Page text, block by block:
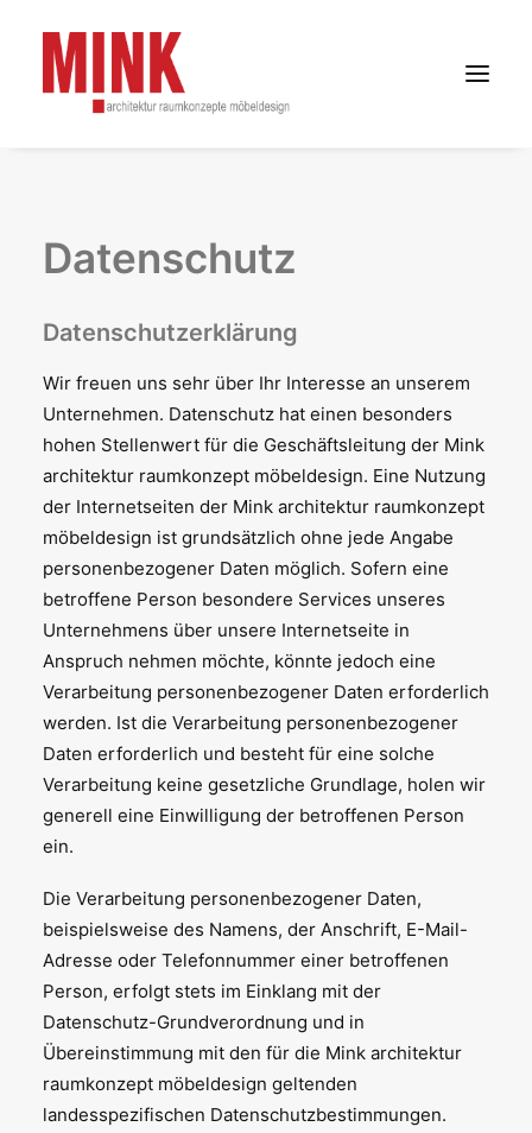
PROJEKTE
PHILOSOPHIE
KONTAKT
DATENSCHUTZ
IMPRESSUM
Datenschutz
Datenschutzerklärung
Wir freuen uns sehr über Ihr Interesse an unserem
Unternehmen. Datenschutz hat einen besonders
hohen Stellenwert für die Geschäftsleitung der Mink
architektur raumkonzept möbeldesign. Eine Nutzung
der Internetseiten der Mink architektur raumkonzept
möbeldesign ist grundsätzlich ohne jede Angabe
personenbezogener Daten möglich. Sofern eine
betroffene Person besondere Services unseres
Unternehmens über unsere Internetseite in
Anspruch nehmen möchte, könnte jedoch eine
Verarbeitung personenbezogener Daten erforderlich
werden. Ist die Verarbeitung personenbezogener
Daten erforderlich und besteht für eine solche
Verarbeitung keine gesetzliche Grundlage, holen wir
generell eine Einwilligung der betroffenen Person
ein.
Die Verarbeitung personenbezogener Daten,
beispielsweise des Namens, der Anschrift, E-Mail-
Adresse oder Telefonnummer einer betroffenen
Person, erfolgt stets im Einklang mit der
Datenschutz-Grundverordnung und in
Übereinstimmung mit den für die Mink architektur
raumkonzept möbeldesign geltenden
landesspezifischen Datenschutzbestimmungen.